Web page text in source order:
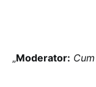
„Moderator: